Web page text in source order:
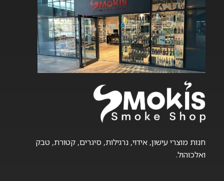
ניתן
לבחור
את
האפשרויות
בעמוד
המוצר
ניתן
לבחור
את
האפשרויות
בעמוד
המוצר
חנות מוצרי עישון, אידוי, נרגילות, סיגרים, קטורת, טבק
ואלכוהול.